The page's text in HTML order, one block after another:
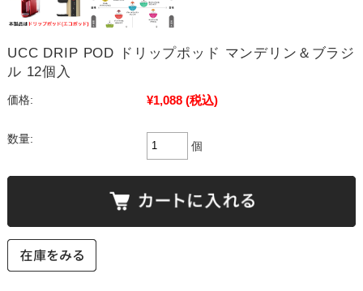
UCC DRIP POD ドリップポッド マンデリン＆ブラジ
ル 12個入
価格: ¥1,088 (税込)
数量:
個